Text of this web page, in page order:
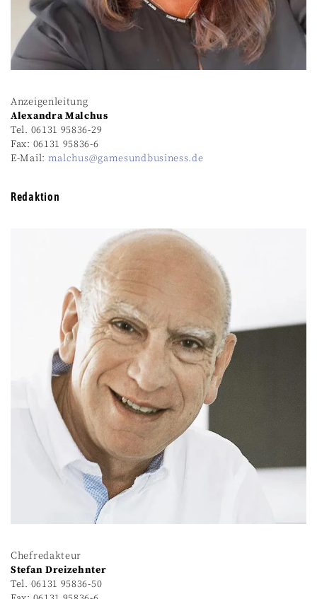
Anzeigenleitung
Alexandra Malchus
Tel. 06131 95836-29
Fax: 06131 95836-6
E-Mail: malchus@gamesundbusiness.de
Redaktion
Chefredakteur
Stefan Dreizehnter
Tel. 06131 95836-50